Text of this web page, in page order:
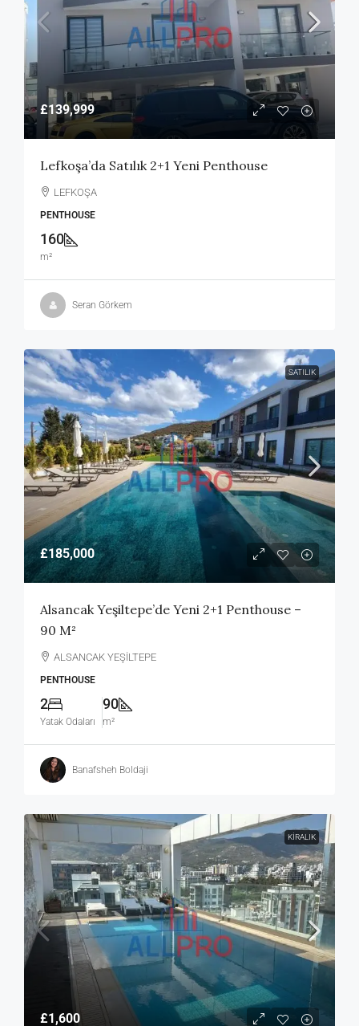
£139,999
Lefkoşa’da Satılık 2+1 Yeni Penthouse
LEFKOŞA
PENTHOUSE
160
m²
Seran Görkem
SATILIK
£185,000
Alsancak Yeşiltepe’de Yeni 2+1 Penthouse –
90 M²
ALSANCAK YEŞİLTEPE
PENTHOUSE
2
Yatak Odaları
90
m²
Banafsheh Boldaji
KIRALIK
£1,600